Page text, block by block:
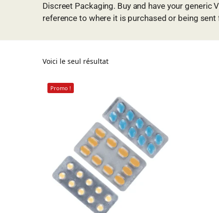
Discreet Packaging. Buy and have your
reference to where it is purchased or being sent
Voici le seul résultat
Promo !